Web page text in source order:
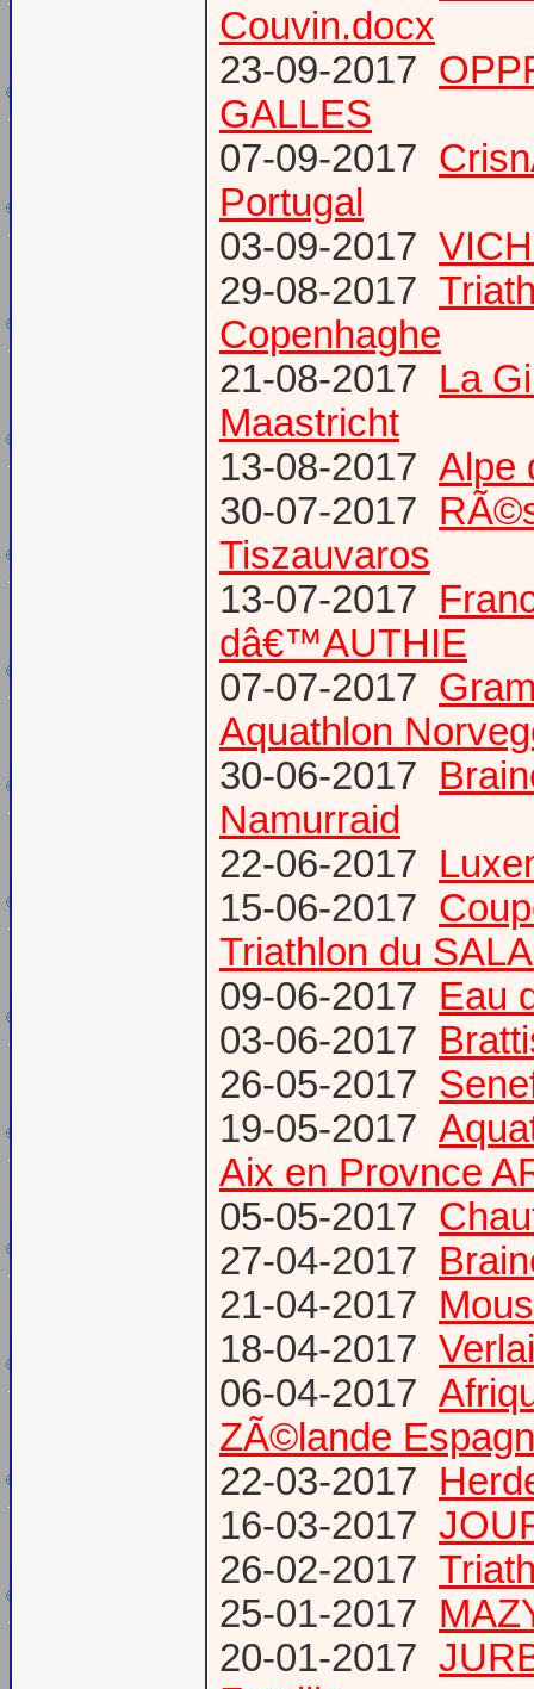
Couvin.docx
23-09-2017
GALLES
07-09-2017
Portugal
03-09-2017
29-08-2017
Copenhaghe
21-08-2017 La
Maastricht
13-08-2017 Alpe
30-07-2017
Tiszauvaros
13-07-2017
dâ€™AUTHIE
07-07-2017
Aquathlon
30-06-2017
Namurraid
22-06-2017
15-06-2017
Triathlon du
09-06-2017 Eau
03-06-2017
26-05-2017
19-05-2017
Aix en Provnce
05-05-2017
27-04-2017
21-04-2017
18-04-2017
06-04-2017
ZÃ©lande
22-03-2017
16-03-2017
26-02-2017
25-01-2017
20-01-2017